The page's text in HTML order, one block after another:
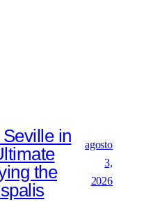
in
the
agosto
3,
2026